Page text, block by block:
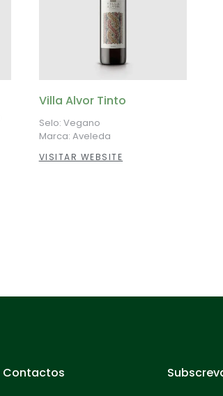
Villa Alvor Tinto
Selo: Vegano
Marca: Aveleda
VISITAR WEBSITE
Contactos